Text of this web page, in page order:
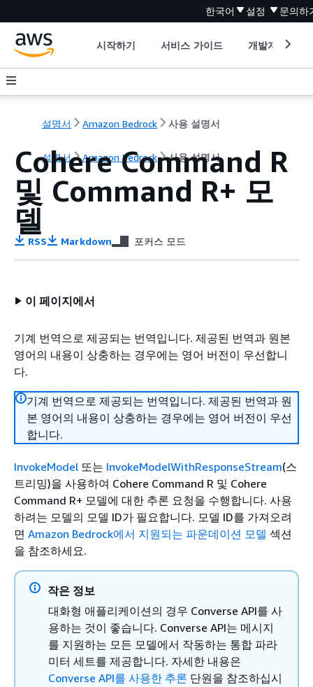
한국어 설정 문의하
시작하기 서비스 가이드 개발자 도구
설명서 Amazon Bedrock 사용 설명서
설명서 Amazon Bedrock 사용 설명서
Cohere Command R
및 Command R+ 모
델
RSS Markdown 포커스 모드
이 페이지에서
기계 번역으로 제공되는 번역입니다. 제공된 번역과 원본
영어의 내용이 상충하는 경우에는 영어 버전이 우선합니
다.
기계 번역으로 제공되는 번역입니다. 제공된 번역과 원
본 영어의 내용이 상충하는 경우에는 영어 버전이 우선
합니다.
InvokeModel 또는 InvokeModelWithResponseStream(스
트리밍)을 사용하여 Cohere Command R 및 Cohere
Command R+ 모델에 대한 추론 요청을 수행합니다. 사용
하려는 모델의 모델 ID가 필요합니다. 모델 ID를 가져오려
면 Amazon Bedrock에서 지원되는 파운데이션 모델 섹션
을 참조하세요.
작은 정보
대화형 애플리케이션의 경우 Converse API를 사
용하는 것이 좋습니다. Converse API는 메시지
를 지원하는 모든 모델에서 작동하는 통합 파라
미터 세트를 제공합니다. 자세한 내용은
Converse API를 사용한 추론 단원을 참조하십시